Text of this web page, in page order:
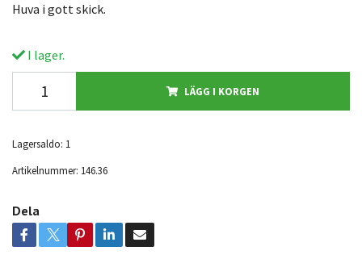
Huva i gott skick.
I lager.
LÄGG I KORGEN
Lagersaldo: 1
Artikelnummer: 146.36
Dela